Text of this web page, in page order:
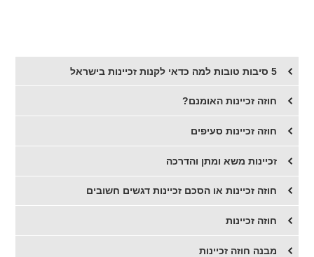
5 סיבות טובות למה כדאי לקנות זכיינות בישראל
חוזה זכיינות האומנם?
​חוזה זכיינות סעיפים
זכיינות משא ומתן והדרכה
חוזה זכיינות או הסכם זכיינות דגשים חשובים
חוזה זכיינות
מבנה חוזה זכיינות